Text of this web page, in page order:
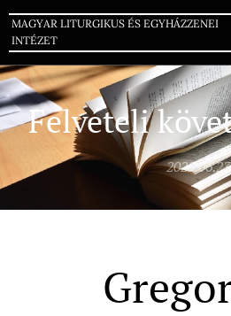
MAGYAR LITURGIKUS ÉS EGYHÁZZENEI
INTÉZET
Felvételi
2025.06.23